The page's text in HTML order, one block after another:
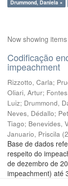
Drummond, Daniela ×
Now showing
Codificação
impeachment
Rizzotto, Carla;
Oliari, Artur;
Luiz; Drummond,
Neves, Dédallo;
Tiago; Benevides,
Januario, Priscila (
Base de dados
respeito do
de dezembro de
impeachment) até